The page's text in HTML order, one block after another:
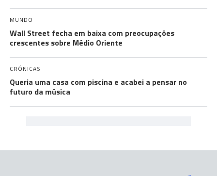
MUNDO
Wall Street fecha em baixa com preocupações
crescentes sobre Médio Oriente
CRÓNICAS
Queria uma casa com piscina e acabei a pensar no
futuro da música